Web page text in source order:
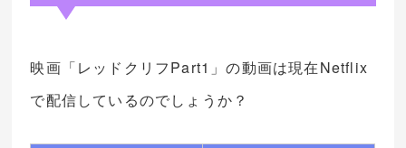
映画「レッドクリフPart1」の動画は現在Netflix
で配信しているのでしょうか？